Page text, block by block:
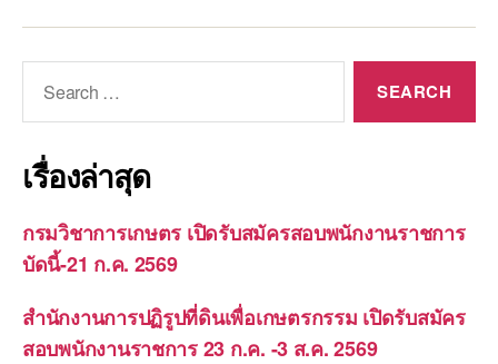
เรื่องล่าสุด
กรมวิชาการเกษตร เปิดรับสมัครสอบพนักงานราชการ
บัดนี้-21 ก.ค. 2569
สำนักงานการปฏิรูปที่ดินเพื่อเกษตรกรรม เปิดรับสมัคร
สอบพนักงานราชการ 23 ก.ค. -3 ส.ค. 2569